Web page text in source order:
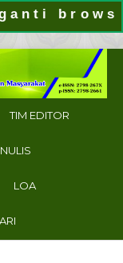
TIM EDITOR
LOA